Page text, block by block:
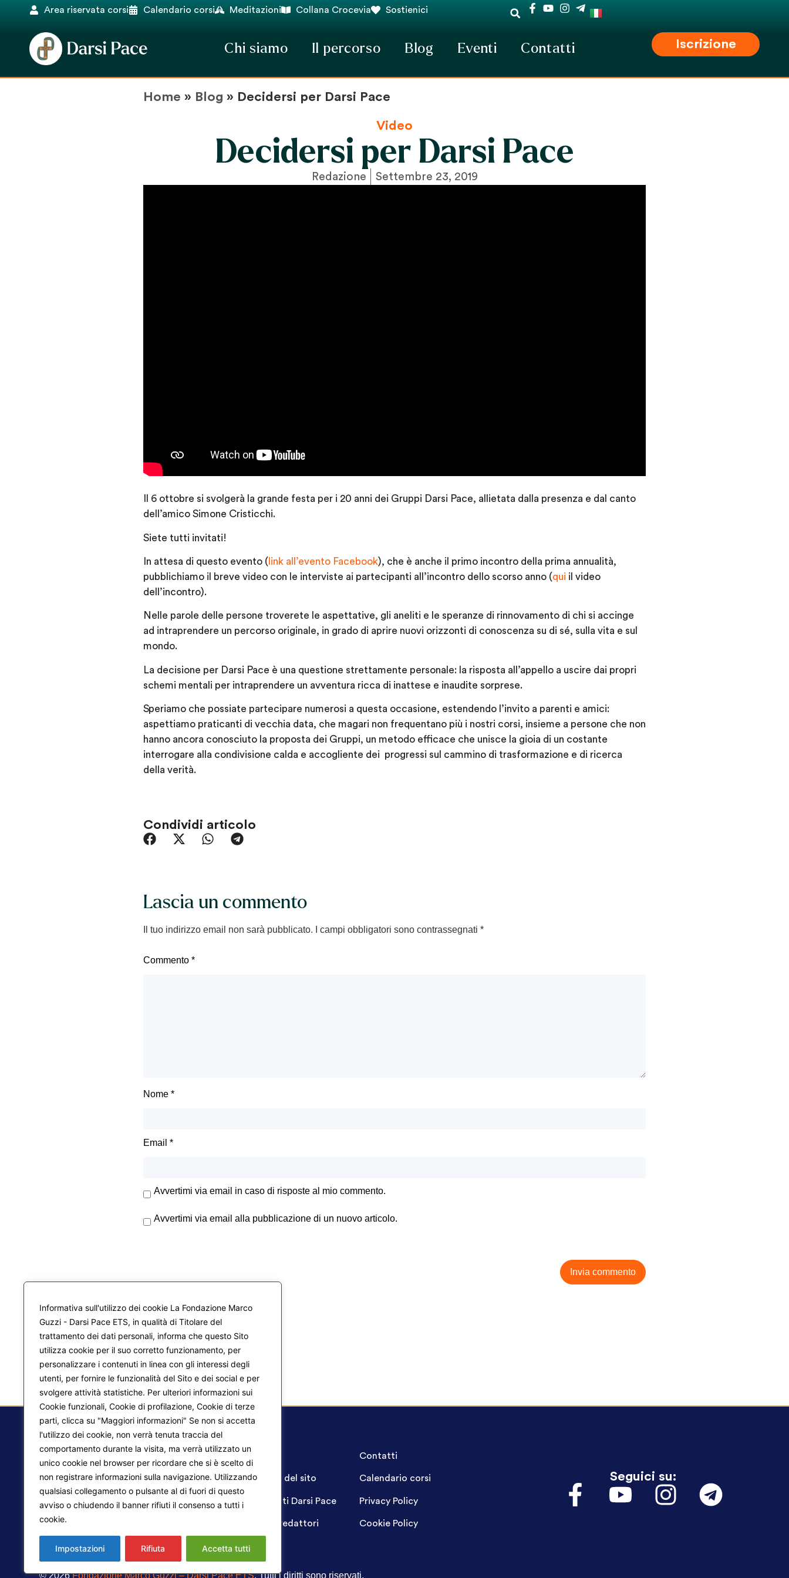
Informativa sull'utilizzo dei cookie La Fondazione Marco
Guzzi - Darsi Pace ETS, in qualità di Titolare del
trattamento dei dati personali, informa che questo Sito
utilizza cookie per il suo corretto funzionamento, per
personalizzare i contenuti in linea con gli interessi degli
utenti, per fornire le funzionalità del Sito e dei social e per
svolgere attività statistiche. Per ulteriori informazioni sui
Cookie funzionali, Cookie di profilazione, Cookie di terze
parti, clicca su "Maggiori informazioni" Se non si accetta
l'utilizzo dei cookie, non verrà tenuta traccia del
comportamento durante la visita, ma verrà utilizzato un
unico cookie nel browser per ricordare che si è scelto di
non registrare informazioni sulla navigazione. Utilizzando
qualsiasi collegamento o pulsante al di fuori di questo
avviso o chiudendo il banner rifiuti il consenso a tutti i
cookie.
Impostazioni Rifiuta Accetta tutti
Area riservata corsi Calendario corsi Meditazioni Collana Crocevia Sostienici
Chi siamo Il percorso Blog Eventi Contatti Iscrizione
Home » Blog » Decidersi per Darsi Pace
Video
Decidersi per Darsi Pace
Redazione Settembre 23, 2019
Il 6 ottobre si svolgerà la grande festa per i 20 anni dei Gruppi Darsi Pace, allietata dalla presenza e dal canto
dell’amico Simone Cristicchi.
Siete tutti invitati!
In attesa di questo evento ( link all’evento Facebook), che è anche il primo incontro della prima annualità,
pubblichiamo il breve video con le interviste ai partecipanti all’incontro dello scorso anno (qui il video
dell’incontro).
Nelle parole delle persone troverete le aspettative, gli aneliti e le speranze di rinnovamento di chi si accinge
ad intraprendere un percorso originale, in grado di aprire nuovi orizzonti di conoscenza su di sé, sulla vita e sul
mondo.
La decisione per Darsi Pace è una questione strettamente personale: la risposta all’appello a uscire dai propri
schemi mentali per intraprendere un avventura ricca di inattese e inaudite sorprese.
Speriamo che possiate partecipare numerosi a questa occasione, estendendo l’invito a parenti e amici:
aspettiamo praticanti di vecchia data, che magari non frequentano più i nostri corsi, insieme a persone che non
hanno ancora conosciuto la proposta dei Gruppi, un metodo efficace che unisce la gioia di un costante
interrogare alla condivisione calda e accogliente dei progressi sul cammino di trasformazione e di ricerca
della verità.
Condividi articolo
Lascia un commento
Il tuo indirizzo email non sarà pubblicato. I campi obbligatori sono contrassegnati *
Commento *
Nome *
Email *
Avvertimi via email in caso di risposte al mio commento.
Avvertimi via email alla pubblicazione di un nuovo articolo.
Liberazione interiore
Trasformazione del mondo
Mappa del sito
Progetti Darsi Pace
Login redattori
Contatti
Calendario corsi
Privacy Policy
Cookie Policy
Seguici su:
© 2026Fondazione Marco Guzzi – Darsi Pace ETS. Tutti i diritti sono riservati.